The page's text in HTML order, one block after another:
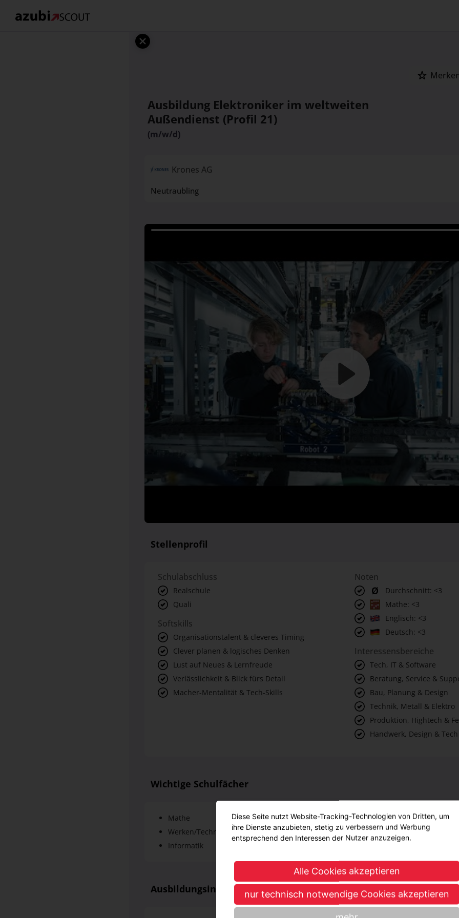
Ausbildung Elektroniker im weltweiten
Außendienst (Profil 21)
(m/w/d)
Krones AG
Neutraubling
Stellenprofil
Schulabschluss
Realschule
Quali
Softskills
Organisationstalent & cleveres Timing
Clever planen & logisches Denken
Lust auf Neues & Lernfreude
Verlässlichkeit & Blick fürs Detail
Macher-Mentalität & Tech-Skills
Noten
Durchschnitt: <3
Mathe: <3
Englisch: <3
Deutsch: <3
Interessensbereiche
Tech, IT & Software
Beratung, Service &
Bau, Planung & Design
Technik, Metall & Elektro
Produktion, Hightech &
Handwerk, Design & Tech
Wichtige Schulfächer
Mathe
Werken/Technik
Informatik
Ausbildungsinhalte
Diese Seite nutzt Website-Tracking-Technologien von Dritten, um
ihre Dienste anzubieten, stetig zu verbessern und Werbung
entsprechend den Interessen der Nutzer anzuzeigen.
Alle Cookies akzeptieren
nur technisch notwendige Cookies akzeptieren